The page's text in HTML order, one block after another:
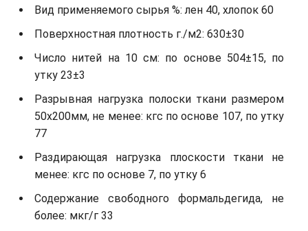
Вид применяемого сырья %: лен 40, хлопок 60
Поверхностная плотность г./м2: 630±30
Число нитей на 10 см: по основе 504±15, по
утку 23±3
Разрывная нагрузка полоски ткани размером
50х200мм, не менее: кгс по основе 107, по утку
77
Раздирающая нагрузка плоскости ткани не
менее: кгс по основе 7, по утку 6
Содержание свободного формальдегида, не
более: мкг/г 33